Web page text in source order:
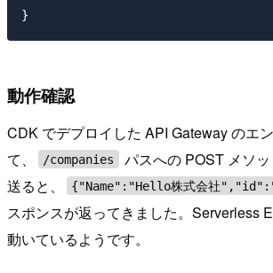
動作確認
CDK でデプロイした API Gateway のエ
て、
/companies
パスへの POST メソ
送ると、
{"Name":"Hello株式会社
スポンスが返ってきました。Serverless
動いているようです。